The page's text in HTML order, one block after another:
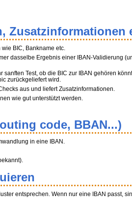
Zusatzinformationen
BIC, Bankname etc.
dasselbe Ergebnis einer IBAN-Validierung
Test, ob die BIC zur IBAN gehören
zurückgeliefert wird.
aus und liefert Zusatzinformationen.
wie gut unterstützt werden.
code, BBAN...)
in eine IBAN.
entsprechen. Wenn nur eine IBAN passt,